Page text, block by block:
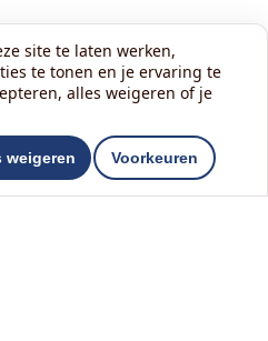
site te laten werken,
te tonen en je ervaring te
alles weigeren of je
weigeren Voorkeuren